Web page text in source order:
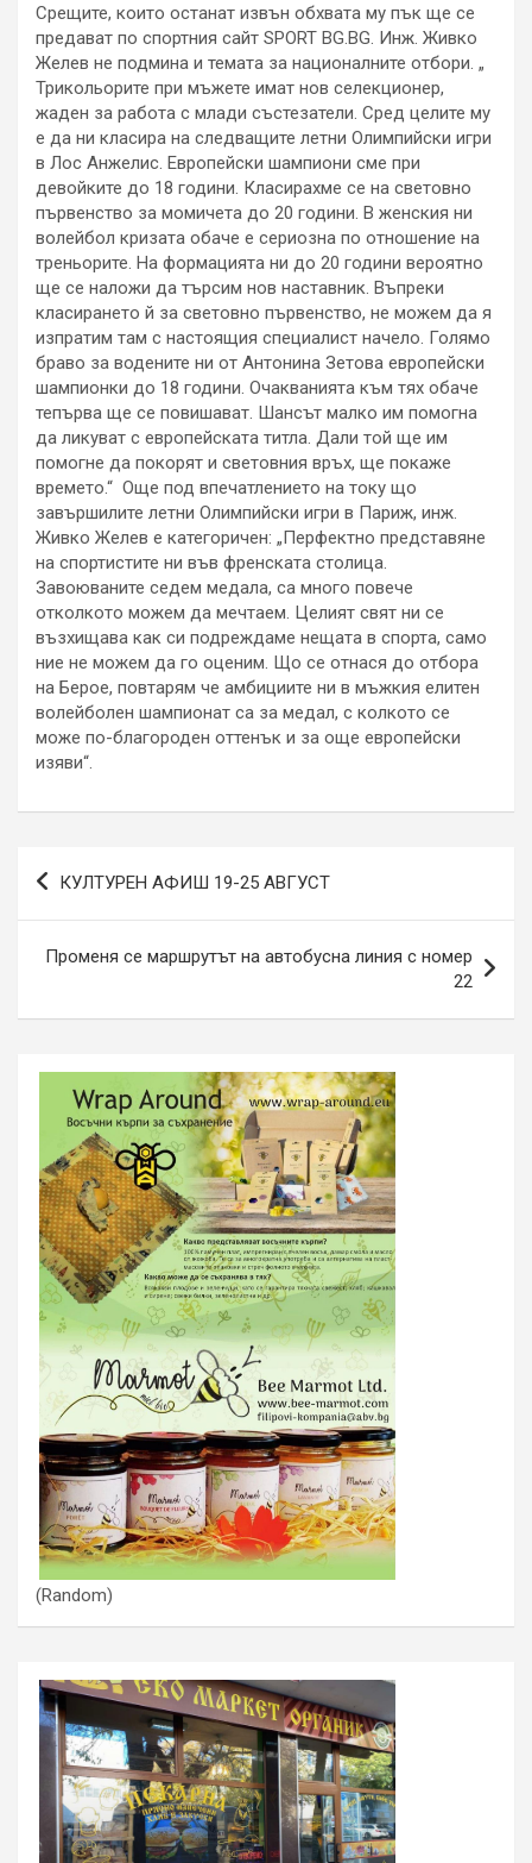
Срещите, които останат извън обхвата му пък ще се
предават по спортния сайт SPORT BG.BG. Инж. Живко
Желев не подмина и темата за националните отбори. „
Трикольорите при мъжете имат нов селекционер,
жаден за работа с млади състезатели. Сред целите му
е да ни класира на следващите летни Олимпийски игри
в Лос Анжелис. Европейски шампиони сме при
девойките до 18 години. Класирахме се на световно
първенство за момичета до 20 години. В женския ни
волейбол кризата обаче е сериозна по отношение на
треньорите. На формацията ни до 20 години вероятно
ще се наложи да търсим нов наставник. Въпреки
класирането й за световно първенство, не можем да я
изпратим там с настоящия специалист начело. Голямо
браво за водените ни от Антонина Зетова европейски
шампионки до 18 години. Очакванията към тях обаче
тепърва ще се повишават. Шансът малко им помогна
да ликуват с европейската титла. Дали той ще им
помогне да покорят и световния връх, ще покаже
времето.“ Още под впечатлението на току що
завършилите летни Олимпийски игри в Париж, инж.
Живко Желев е категоричен: „Перфектно представяне
на спортистите ни във френската столица.
Завоюваните седем медала, са много повече
отколкото можем да мечтаем. Целият свят ни се
възхищава как си подреждаме нещата в спорта, само
ние не можем да го оценим. Що се отнася до отбора
на Берое, повтарям че амбициите ни в мъжкия елитен
волейболен шампионат са за медал, с колкото се
може по-благороден оттенък и за още европейски
изяви“.
Навигация
КУЛТУРЕН АФИШ 19-25 АВГУСТ
Променя се маршрутът на автобусна линия с номер
22
(Random)